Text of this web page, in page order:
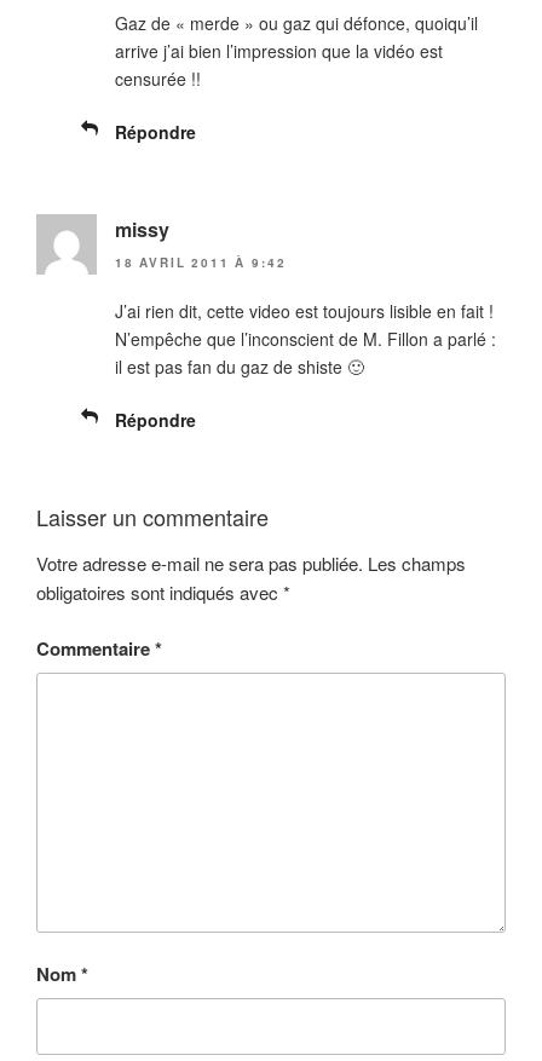
Gaz de « merde » ou gaz qui défonce, quoiqu’il
arrive j’ai bien l’impression que la vidéo est
censurée !!
Répondre
missy
18 AVRIL 2011 À 9:42
J’ai rien dit, cette video est toujours lisible en fait !
N’empêche que l’inconscient de M. Fillon a parlé :
il est pas fan du gaz de shiste 🙂
Répondre
Laisser un commentaire
Votre adresse e-mail ne sera pas publiée. Les champs
obligatoires sont indiqués avec *
Commentaire*
Nom*